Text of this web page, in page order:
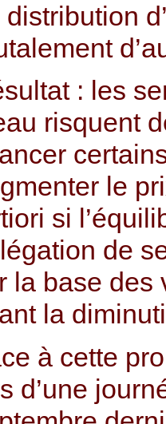
distribution
: les
risquent
le
si
de
la base des
la
à cette
d’une